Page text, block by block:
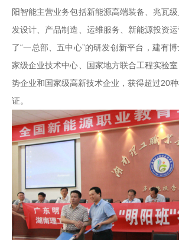
阳智能主营业务包括新能源高端装备、兆瓦
发设计、产品制造、运维服务、新能源投资
了“一总部、五中心”的研发创新平台，建有
家级企业技术中心、国家地方联合工程实验
势企业和国家级高新技术企业，获得超过20
证。